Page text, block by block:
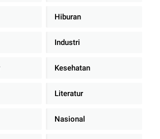
Hiburan
Industri
Kesehatan
Literatur
Nasional